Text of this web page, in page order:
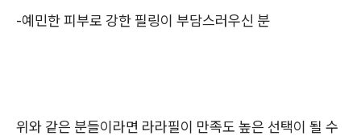
-예민한 피부로 강한 필링이 부담스러우신 분
위와 같은 분들이라면 라라필이 만족도 높은 선택이 될 수